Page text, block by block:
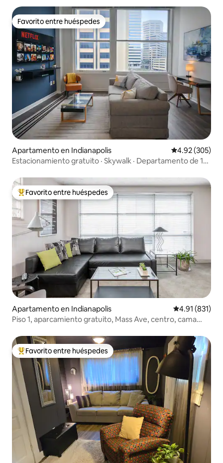
Favorito entre huéspedes
Favorito entre huéspedes
Apartamento en Indianapolis Calificación
4.92 (305)
Estacionamiento gratuito · Skywalk · Departamento de 1
Favorito entre huéspedes preferido
Favorito entre huéspedes
Apartamento en Indianapolis Calificación
4.91 (831)
Piso 1, aparcamiento gratuito, Mass Ave, centro, cama
Favorito entre huéspedes preferido
Favorito entre huéspedes